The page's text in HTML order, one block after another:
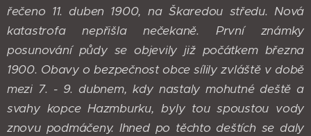
řečeno 11. duben 1900, na Škaredou středu. Nová
katastrofa nepřišla nečekaně. První známky
posunování půdy se objevily již počátkem března
1900. Obavy o bezpečnost obce sílily zvláště v době
mezi 7. - 9. dubnem, kdy nastaly mohutné deště a
svahy kopce Hazmburku, byly tou spoustou vody
znovu podmáčeny. Ihned po těchto deštích se daly